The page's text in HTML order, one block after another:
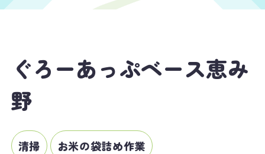
ぐろーあっぷベース恵み
野
清掃 お米の袋詰め作業